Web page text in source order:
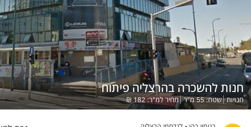
חנות להשכרה בהרצליה פיתוח
חנויות שטח:55מ"ר מחיר למ"ר:182
₪